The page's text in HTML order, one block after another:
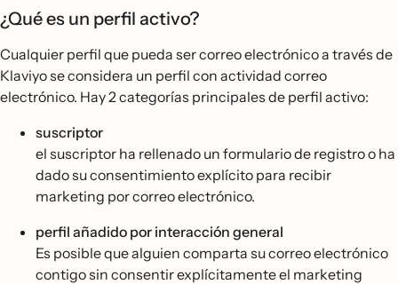
¿Qué es un perfil activo?
Cualquier perfil que pueda ser correo electrónico a través de
Klaviyo se considera un perfil con actividad correo
electrónico. Hay 2 categorías principales de perfil activo:
suscriptor
el suscriptor ha rellenado un formulario de registro o ha
dado su consentimiento explícito para recibir
marketing por correo electrónico.
perfil añadido por interacción general
Es posible que alguien comparta su correo electrónico
contigo sin consentir explícitamente el marketing